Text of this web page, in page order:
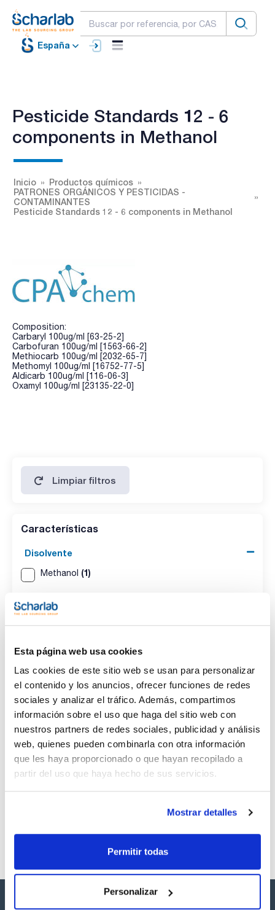
Esta página web usa cookies
Las cookies de este sitio web se usan para personalizar
el contenido y los anuncios, ofrecer funciones de redes
sociales y analizar el tráfico. Además, compartimos
información sobre el uso que haga del sitio web con
nuestros partners de redes sociales, publicidad y análisis
web, quienes pueden combinarla con otra información
que les haya proporcionado o que hayan recopilado a
partir del uso que haya hecho de sus servicios.
Mostrar detalles
Permitir todas
Personalizar
España
Pesticide Standards 12 - 6
components in Methanol
Inicio
Productos químicos
PATRONES ORGÁNICOS Y PESTICIDAS -
CONTAMINANTES
Pesticide Standards 12 - 6 components in Methanol
Composition:
Carbaryl 100ug/ml [63-25-2]
Carbofuran 100ug/ml [1563-66-2]
Methiocarb 100ug/ml [2032-65-7]
Methomyl 100ug/ml [16752-77-5]
Aldicarb 100ug/ml [116-06-3]
Oxamyl 100ug/ml [23135-22-0]
Limpiar filtros
Características
Disolvente
Methanol (1)
Envase
Ampoule(1)
Volumen
Disolvente
Methanol
Envase
Ampoule
Volumen
1 mL
Referencia
Envase
Precio